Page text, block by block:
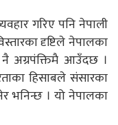
गरिए पनि नेपाली
दृष्टिले नेपालका
नै अग्रपंक्तिमै आउँदछ ।
हिसाबले संसारका
भनिन्छ । यो नेपालका